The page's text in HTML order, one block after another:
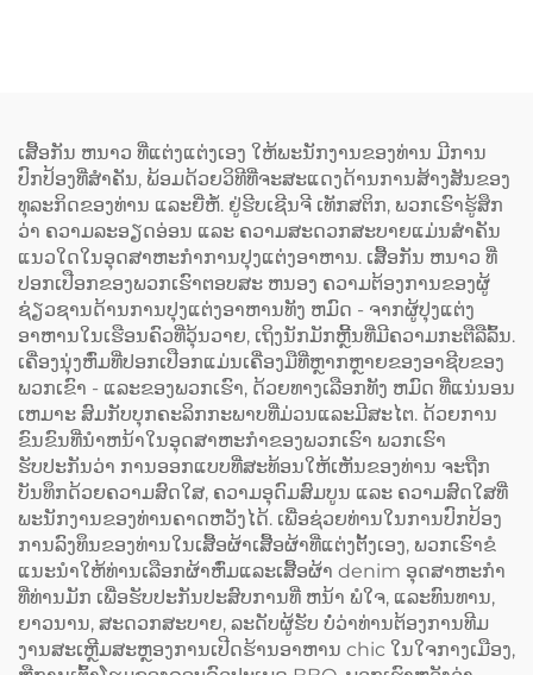
ມີຂະໜາດຍາວຂຶ້ນ
(Extended) ປະກອບດ້ວຍຜ້າ
ແຜ່ນ (Canvas) ສີເຂັ້ມ ເຊັ່ນ:
ສີເຂັ້ມຄືສີກາເຟ (Dark
Coffee) ແລະ ມີລະບົບປັບ
ຂະໜາດໄດ້ (Adjustable)
ກັ້ນຂອງຊ່າງເຮັດເຄື່ອງໝາກ
(Cobbler Vest Apron) ທີ່ມີ
ທັງສອງດ້ານ ແລະ ມີທີ່ຈັດຕັ້ງ
ສຳລັບເນື້ອຫາເຄື່ອງໝາກ
(Logo) ສຳລັບບາຣິສຕາ
(Barista) ແລະ ຮ້ານຕັດຜົມ
(Barbershop)
ເສື້ອກັນ ຫນາວ ທີ່ແຕ່ງແຕ່ງເອງ ໃຫ້ພະນັກງານຂອງທ່ານ ມີການ
ປົກປ້ອງທີ່ສໍາຄັນ, ພ້ອມດ້ວຍວິທີທີ່ຈະສະແດງດ້ານການສ້າງສັນຂອງ
ທຸລະກິດຂອງທ່ານ ແລະຍີ່ຫໍ້. ຢູ່ຮີບເຊີນຈີ ເທັກສຕິກ, ພວກເຮົາຮູ້ສຶກ
ວ່າ ຄວາມລະອຽດອ່ອນ ແລະ ຄວາມສະດວກສະບາຍແມ່ນສໍາຄັນ
ແນວໃດໃນອຸດສາຫະກໍາການປຸງແຕ່ງອາຫານ. ເສື້ອກັນ ຫນາວ ທີ່
ປອກເປືອກຂອງພວກເຮົາຕອບສະ ຫນອງ ຄວາມຕ້ອງການຂອງຜູ້
ຊ່ຽວຊານດ້ານການປຸງແຕ່ງອາຫານທັງ ຫມົດ - ຈາກຜູ້ປຸງແຕ່ງ
ອາຫານໃນເຮືອນຄົວທີ່ວຸ້ນວາຍ, ເຖິງນັກມັກຫຼີ້ນທີ່ມີຄວາມກະຕືລືລົ້ນ.
ເຄື່ອງນຸ່ງຫົ່ມທີ່ປອກເປືອກແມ່ນເຄື່ອງມືທີ່ຫຼາກຫຼາຍຂອງອາຊີບຂອງ
ພວກເຂົາ - ແລະຂອງພວກເຮົາ, ດ້ວຍທາງເລືອກທັງ ຫມົດ ທີ່ແນ່ນອນ
ເຫມາະ ສົມກັບບຸກຄະລິກກະພາບທີ່ມ່ວນແລະມີສະໄຕ. ດ້ວຍການ
ຂົນຂົນທີ່ນໍາຫນ້າໃນອຸດສາຫະກໍາຂອງພວກເຮົາ ພວກເຮົາ
ຮັບປະກັນວ່າ ການອອກແບບທີ່ສະທ້ອນໃຫ້ເຫັນຂອງທ່ານ ຈະຖືກ
ບັນທຶກດ້ວຍຄວາມສົດໃສ, ຄວາມອຸດົມສົມບູນ ແລະ ຄວາມສົດໃສທີ່
ພະນັກງານຂອງທ່ານຄາດຫວັງໄດ້. ເພື່ອຊ່ວຍທ່ານໃນການປົກປ້ອງ
ການລົງທຶນຂອງທ່ານໃນເສື້ອຜ້າເສື້ອຜ້າທີ່ແຕ່ງຕັ້ງເອງ, ພວກເຮົາຂໍ
ແນະນໍາໃຫ້ທ່ານເລືອກຜ້າຫົ່ມແລະເສື້ອຜ້າ denim ອຸດສາຫະກໍາ
ທີ່ທ່ານມັກ ເພື່ອຮັບປະກັນປະສົບການທີ່ ຫນ້າ ພໍໃຈ, ແລະທົນທານ,
ຍາວນານ, ສະດວກສະບາຍ, ລະດັບຜູ້ຮັບ ບໍ່ວ່າທ່ານຕ້ອງການທີມ
ງານສະເຫຼີມສະຫຼອງການເປີດຮ້ານອາຫານ chic ໃນໃຈກາງເມືອງ,